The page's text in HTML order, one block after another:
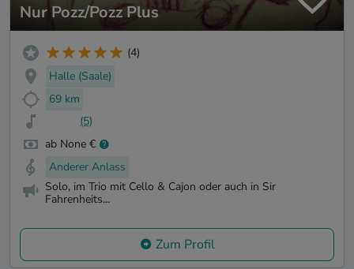
Nur Pozz/Pozz Plus
(4)
Halle (Saale)
69 km
(5)
ab None €
Anderer Anlass
Solo, im Trio mit Cello & Cajon oder auch in Sir
Fahrenheits...
Zum Profil